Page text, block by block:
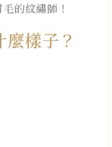
的紋繡師！
樣子？